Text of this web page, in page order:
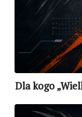
Dla kogo